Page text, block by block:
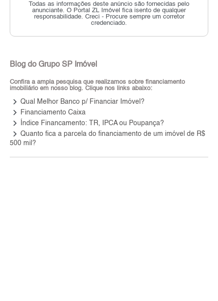
Todas as informações deste anúncio são fornecidas pelo
anunciante. O Portal ZL Imóvel fica isento de qualquer
responsabilidade. Creci - Procure sempre um corretor
credenciado.
Blog do Grupo SP Imóvel
Confira a ampla pesquisa que realizamos sobre financiamento
imobiliário em nosso blog. Clique nos links abaixo:
keyboard_arrow_right Qual Melhor Banco p/ Financiar Imóvel?
keyboard_arrow_right Financiamento Caixa
keyboard_arrow_right Índice Financamento: TR, IPCA ou Poupança?
keyboard_arrow_right Quanto fica a parcela do financiamento de um imóvel de R$
500 mil?